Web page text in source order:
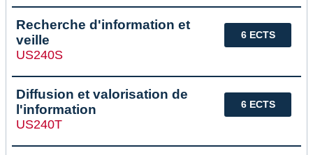
6 ECTS
Recherche d'information et
veille
US240S
6 ECTS
Diffusion et valorisation de
l'information
US240T